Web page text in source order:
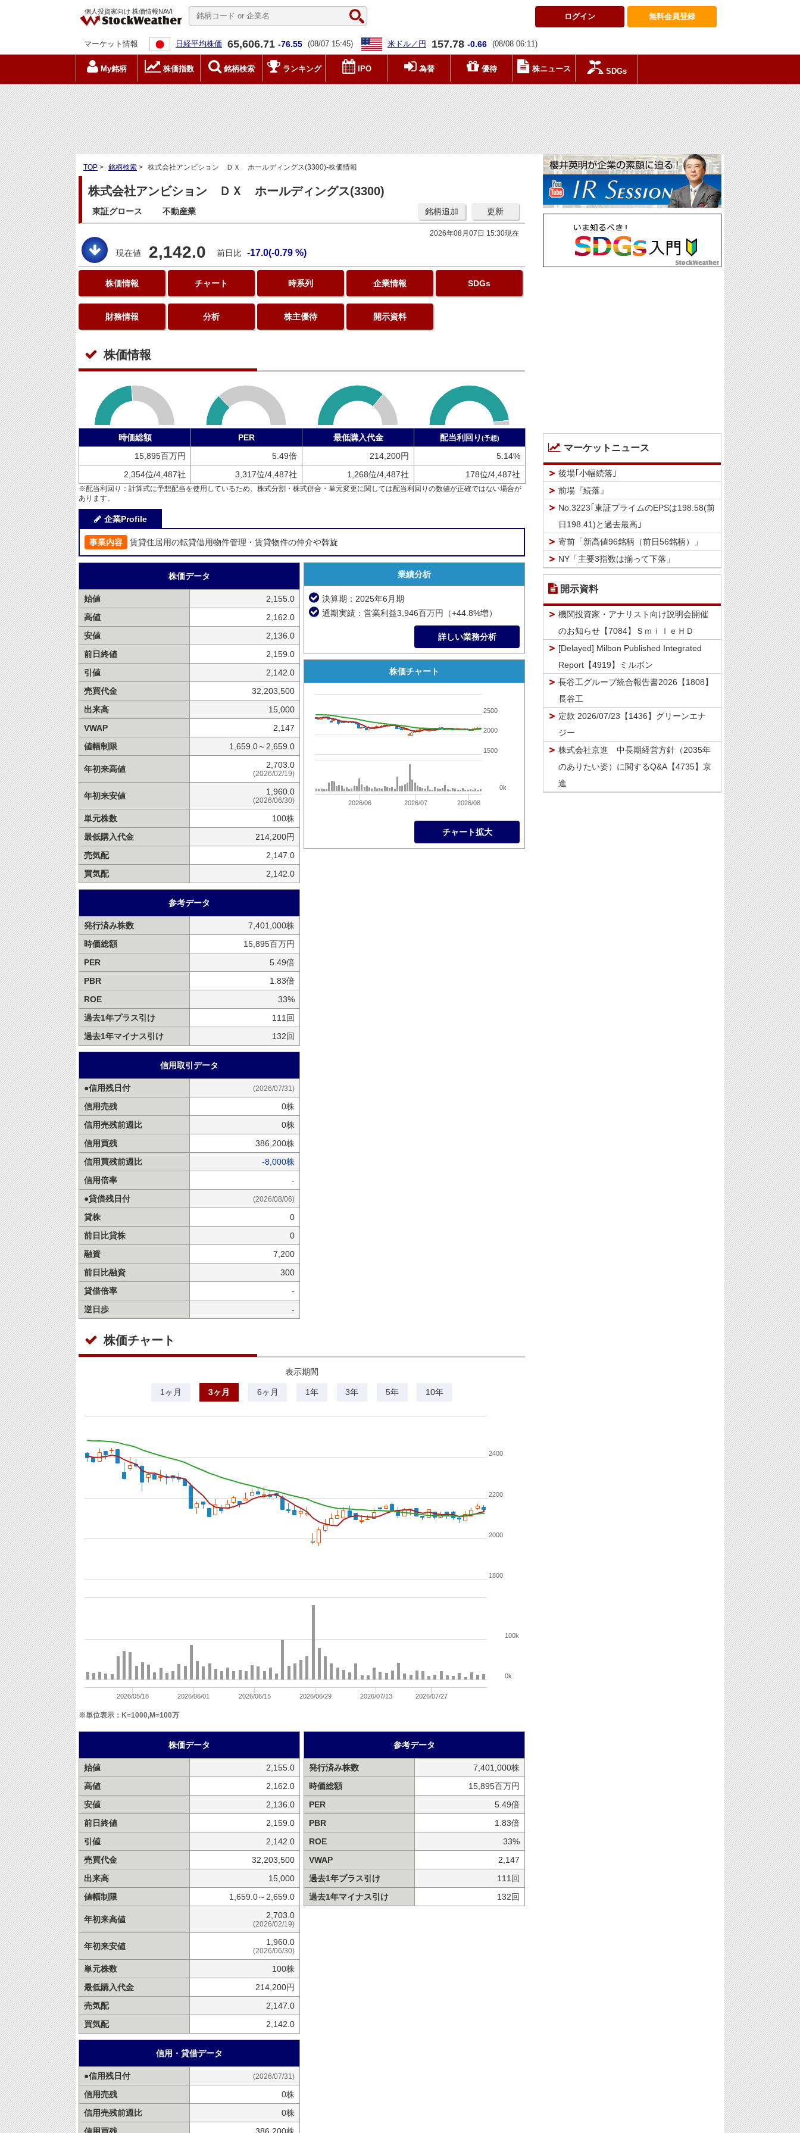
個人投資家向け 株価情報NAVI
無料会員登録
ログイン
マーケット情報 日経平均株価 65,606.71 -76.55 (08/07 15:45) 米ドル／円 157.78 -0.66 (08/08 06:11)
My銘柄 株価指数 銘柄検索 ランキング IPO 為替 優待 株ニュース SDGs
TOP > 銘柄検索 > 株式会社アンビション ＤＸ ホールディングス(3300)-株価情報
株式会社アンビション ＤＸ ホールディングス(3300)
東証グロース 不動産業 更新
銘柄追加
2026年08月07日 15:30現在
現在値 2,142.0 前日比 -17.0(-0.79 %)
株価情報 チャート 時系列 企業情報 SDGs
財務情報 分析 株主優待 開示資料
株価情報
時価総額
PER
15,895百万円
5.49倍
2,354位/4,487社
3,317位/4,487社
最低購入代金 配当利回り (予想)
214,200円
5.14%
1,268位/4,487社
178位/4,487社
※配当利回り：計算式に予想配当を使用しているため、株式分割・株式併合・単元変更に関しては配当利回りの数値が正確ではない場合が
あります。
企業Profile
事業内容 賃貸住居用の転貸借用物件管理・賃貸物件の仲介や斡旋
株価データ
始値
2,155.0
高値
2,162.0
安値
2,136.0
前日終値
2,159.0
引値
2,142.0
売買代金
32,203,500
出来高
15,000
VWAP
2,147
値幅制限
1,659.0～2,659.0
年初来高値 2,703.0
(2026/02/19)
年初来安値 1,960.0
(2026/06/30)
単元株数
100株
最低購入代金
214,200円
売気配
2,147.0
買気配
2,142.0
参考データ
発行済み株数
7,401,000株
時価総額
15,895百万円
PER
5.49倍
PBR
1.83倍
ROE
33%
過去1年プラス引け
111回
過去1年マイナス引け
132回
信用取引データ
●信用残日付 (2026/07/31)
信用売残
0株
信用売残前週比
0株
信用買残
386,200株
信用買残前週比
-8,000株
信用倍率
-
●貸借残日付
(2026/08/06)
貸株
0
前日比貸株
0
融資
7,200
前日比融資
300
貸借倍率
-
逆日歩
-
業績分析
決算期：2025年6月期
通期実績：営業利益3,946百万円（+44.8%増）
詳しい業務分析
株価チャート
2026/06 2026/07 2026/08
1500
2000
2500
0k
チャート拡大
株価チャート
表示期間
1ヶ月 3ヶ月 6ヶ月 1年 3年 5年 10年
2026/05/18 2026/06/01 2026/06/15 2026/06/29 2026/07/13 2026/07/27
1800
2000
2200
2400
0k
100k
※単位表示：K=1000,M=100万
株価データ
始値
2,155.0
高値
2,162.0
安値
2,136.0
前日終値
2,159.0
引値
2,142.0
売買代金
32,203,500
出来高
15,000
値幅制限
1,659.0～2,659.0
年初来高値 2,703.0
(2026/02/19)
年初来安値 1,960.0
(2026/06/30)
単元株数
100株
最低購入代金
214,200円
売気配
2,147.0
買気配
2,142.0
信用・貸借データ
●信用残日付 (2026/07/31)
信用売残
0株
信用売残前週比
0株
信用買残
386,200株
参考データ
発行済み株数
7,401,000株
時価総額
15,895百万円
PER
5.49倍
PBR
1.83倍
ROE
33%
VWAP
2,147
過去1年プラス引け
111回
過去1年マイナス引け
132回
マーケットニュース
後場｢小幅続落｣
前場『続落』
No.3223｢東証プライムのEPSは198.58(前
日198.41)と過去最高｣
寄前「新高値96銘柄（前日56銘柄）」
NY「主要3指数は揃って下落」
開示資料
機関投資家・アナリスト向け説明会開催
のお知らせ【7084】ＳｍｉｌｅＨＤ
[Delayed] Milbon Published Integrated
Report【4919】ミルボン
長谷工グループ統合報告書2026【1808】
長谷工
定款 2026/07/23【1436】グリーンエナ
ジー
株式会社京進 中長期経営方針（2035年
のありたい姿）に関するQ&A【4735】京
進